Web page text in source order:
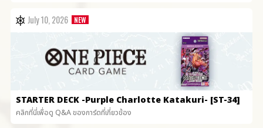
July 10, 2026
STARTER DECK -Purple Charlotte Katakuri- [ST-34]
คลิกที่นี่เพื่อดู Q&A ของการ์ดที่เกี่ยวข้อง